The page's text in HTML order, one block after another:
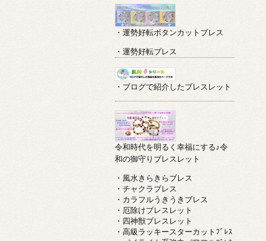
・運勢好転ボタンカットブレス
・運勢好転ブレス
・ブログで紹介したブレスレット
令和時代を明るく幸福にする♪令
和の御守りブレスレット
・風水きらきらブレス
・チャクラブレス
・カラフルうきうきブレス
・厄除けブレスレット
・四神獣ブレスレット
・高級ラッキースターカットﾌﾞﾚｽ